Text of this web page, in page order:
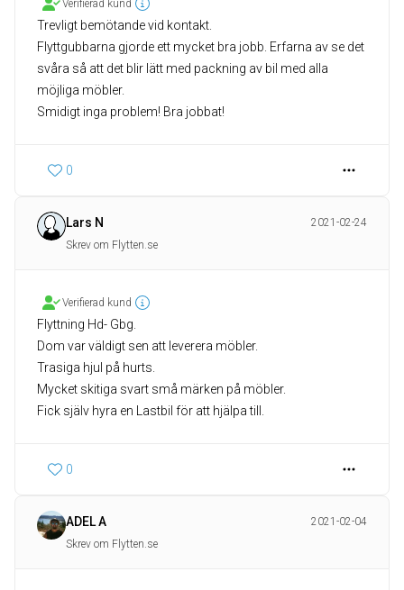
Verifierad kund
Trevligt bemötande vid kontakt.
Flyttgubbarna gjorde ett mycket bra jobb. Erfarna av se det
svåra så att det blir lätt med packning av bil med alla
möjliga möbler.
Smidigt inga problem! Bra jobbat!
0
Lars N
2021-02-24
Skrev om Flytten.se
Verifierad kund
Flyttning Hd- Gbg.
Dom var väldigt sen att leverera möbler.
Trasiga hjul på hurts.
Mycket skitiga svart små märken på möbler.
Fick själv hyra en Lastbil för att hjälpa till.
0
ADEL A
2021-02-04
Skrev om Flytten.se